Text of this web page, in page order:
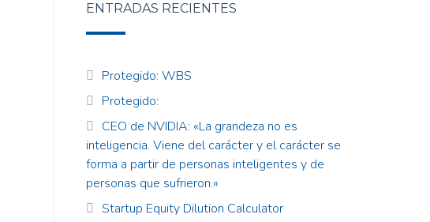
ENTRADAS RECIENTES
Protegido: WBS
Protegido:
CEO de NVIDIA: «La grandeza no es
inteligencia. Viene del carácter y el carácter se
forma a partir de personas inteligentes y de
personas que sufrieron.»
Startup Equity Dilution Calculator